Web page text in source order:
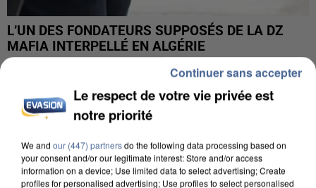
L’UN DES FONDATEURS SUPPOSÉS DE LA DZ
MAFIA INTERPELLÉ EN ALGÉRIE
Le respect de votre vie privée est
notre priorité
We and our (447) partnersdo the following data processing based on
your consent and/or our legitimate interest: Store and/or access
information on a device; Use limited data to select advertising; Create
profiles for personalised advertising; Use profiles to select personalised
Continuer sans accepter